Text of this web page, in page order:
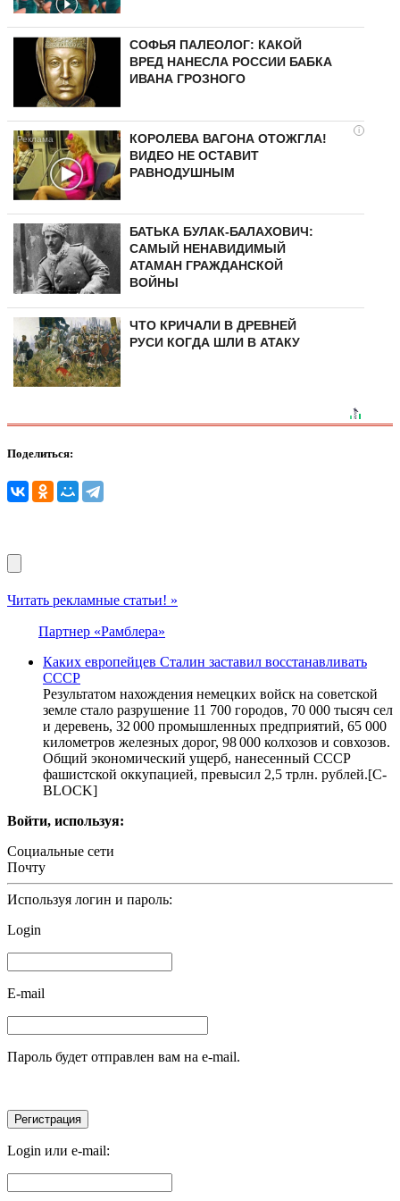
СОФЬЯ ПАЛЕОЛОГ: КАКОЙ
ВРЕД НАНЕСЛА РОССИИ БАБКА
ИВАНА ГРОЗНОГО
i
КОРОЛЕВА ВАГОНА ОТОЖГЛА!
ВИДЕО НЕ ОСТАВИТ
РАВНОДУШНЫМ
БАТЬКА БУЛАК-БАЛАХОВИЧ:
САМЫЙ НЕНАВИДИМЫЙ
АТАМАН ГРАЖДАНСКОЙ
ВОЙНЫ
ЧТО КРИЧАЛИ В ДРЕВНЕЙ
РУСИ КОГДА ШЛИ В АТАКУ
Поделиться:
Читать рекламные статьи! »
Партнер «Рамблера»
Каких европейцев Сталин заставил восстанавливать
СССР
Результатом нахождения немецких войск на советской
земле стало разрушение 11 700 городов, 70 000 тысяч сел
и деревень, 32 000 промышленных предприятий, 65 000
километров железных дорог, 98 000 колхозов и совхозов.
Общий экономический ущерб, нанесенный СССР
фашистской оккупацией, превысил 2,5 трлн. рублей.[С-
BLOCK]
Войти, используя:
Социальные сети
Почту
Используя логин и пароль:
Login
E-mail
Пароль будет отправлен вам на e-mail.
Login или e-mail: